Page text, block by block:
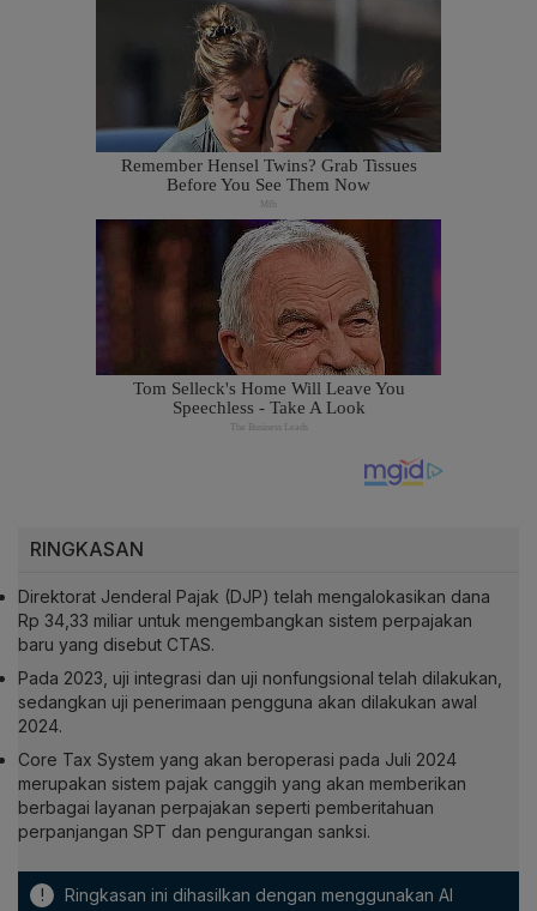
RINGKASAN
Direktorat Jenderal Pajak (DJP) telah mengalokasikan dana
Rp 34,33 miliar untuk mengembangkan sistem perpajakan
baru yang disebut CTAS.
Pada 2023, uji integrasi dan uji nonfungsional telah dilakukan,
sedangkan uji penerimaan pengguna akan dilakukan awal
2024.
Core Tax System yang akan beroperasi pada Juli 2024
merupakan sistem pajak canggih yang akan memberikan
berbagai layanan perpajakan seperti pemberitahuan
perpanjangan SPT dan pengurangan sanksi.
! Ringkasan ini dihasilkan dengan menggunakan AI